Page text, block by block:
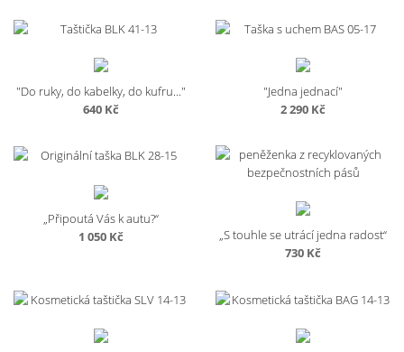
"Do ruky, do kabelky, do kufru..."
640 Kč
"Jedna jednací"
2 290 Kč
„Připoutá Vás k autu?“
1 050 Kč
„S touhle se utrácí jedna radost“
730 Kč